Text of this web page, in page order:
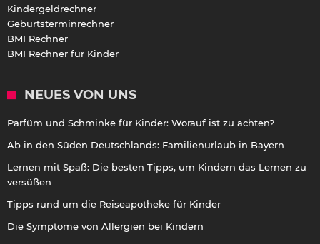
Kindergeldrechner
Geburtsterminrechner
BMI Rechner
BMI Rechner für Kinder
NEUES VON UNS
Parfüm und Schminke für Kinder: Worauf ist zu achten?
Ab in den Süden Deutschlands: Familienurlaub in Bayern
Lernen mit Spaß: Die besten Tipps, um Kindern das Lernen zu
versüßen
Tipps rund um die Reiseapotheke für Kinder
Die Symptome von Allergien bei Kindern